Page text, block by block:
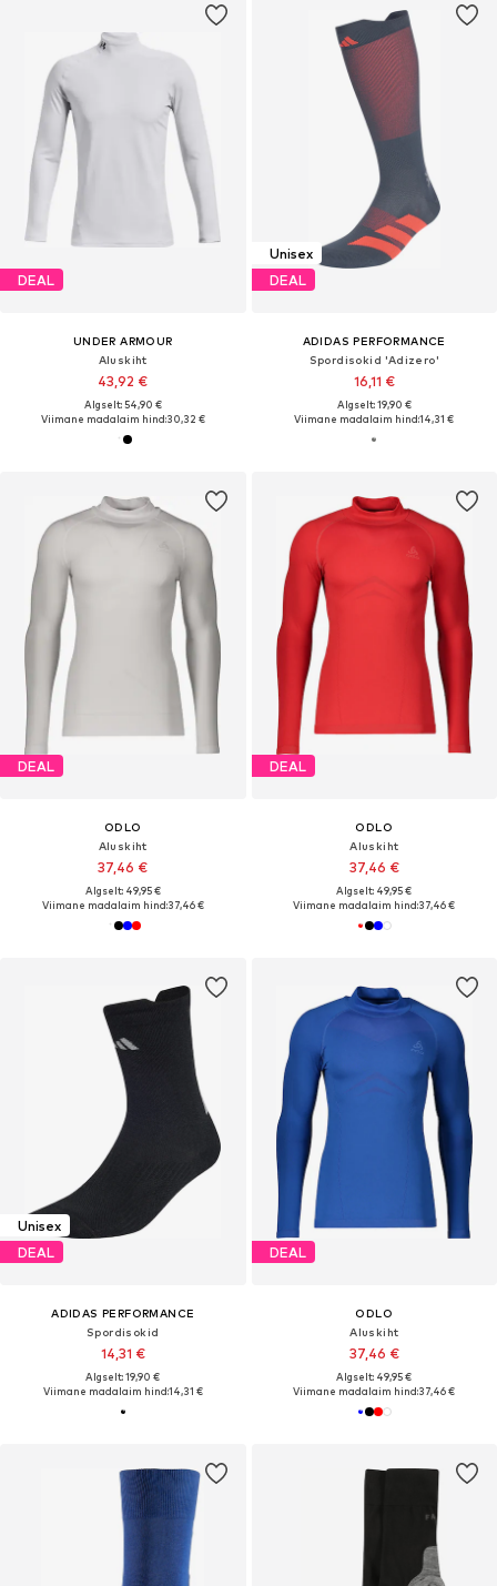
DEAL
UNDER ARMOUR
Aluskiht
43,92 €
Algselt: 54,90 €
Viimane madalaim hind:30,32 €
Unisex
DEAL
ADIDAS PERFORMANCE
Spordisokid 'Adizero'
16,11 €
Algselt: 19,90 €
Viimane madalaim hind:14,31 €
DEAL
ODLO
Aluskiht
37,46 €
Algselt: 49,95 €
Viimane madalaim hind:37,46 €
DEAL
ODLO
Aluskiht
37,46 €
Algselt: 49,95 €
Viimane madalaim hind:37,46 €
Unisex
DEAL
ADIDAS PERFORMANCE
Spordisokid
14,31 €
Algselt: 19,90 €
Viimane madalaim hind:14,31 €
DEAL
ODLO
Aluskiht
37,46 €
Algselt: 49,95 €
Viimane madalaim hind:37,46 €